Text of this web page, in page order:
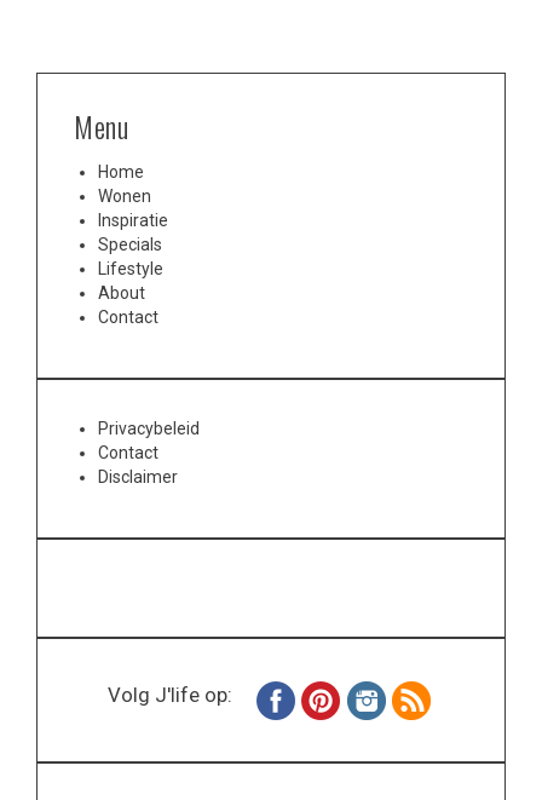
Menu
Home
Wonen
Inspiratie
Specials
Lifestyle
About
Contact
Privacybeleid
Contact
Disclaimer
Volg J'life op: